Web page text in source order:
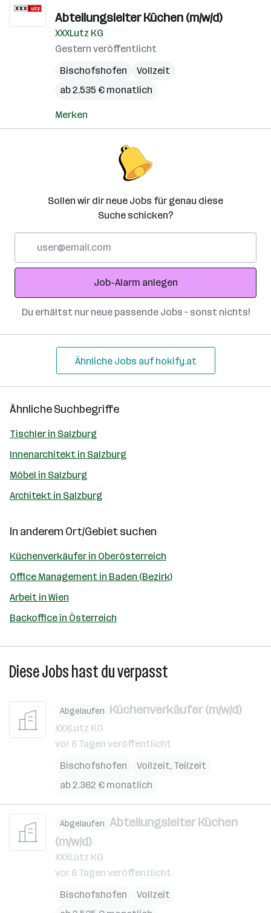
Abteilungsleiter Küchen (m/w/d)
XXXLutz KG
Gestern veröffentlicht
Bischofshofen
Vollzeit
ab 2.535 € monatlich
Merken
Sollen wir dir neue Jobs für genau diese
Suche schicken?
Adresse
Job-Alarm anlegen
Du erhältst nur neue passende Jobs – sonst nichts!
Ähnliche Jobs auf hokify.at
Ähnliche Suchbegriffe
Tischler in Salzburg
Innenarchitekt in Salzburg
Möbel in Salzburg
Architekt in Salzburg
In anderem Ort/Gebiet suchen
Küchenverkäufer in Oberösterreich
Office Management in Baden (Bezirk)
Arbeit in Wien
Backoffice in Österreich
Diese Jobs hast du verpasst
Abgelaufen Küchenverkäufer (m/w/d)
XXXLutz KG
vor 6 Tagen veröffentlicht
Bischofshofen
Vollzeit, Teilzeit
ab 2.362 € monatlich
Abgelaufen Abteilungsleiter Küchen
(m/w/d)
XXXLutz KG
vor 6 Tagen veröffentlicht
Bischofshofen
Vollzeit